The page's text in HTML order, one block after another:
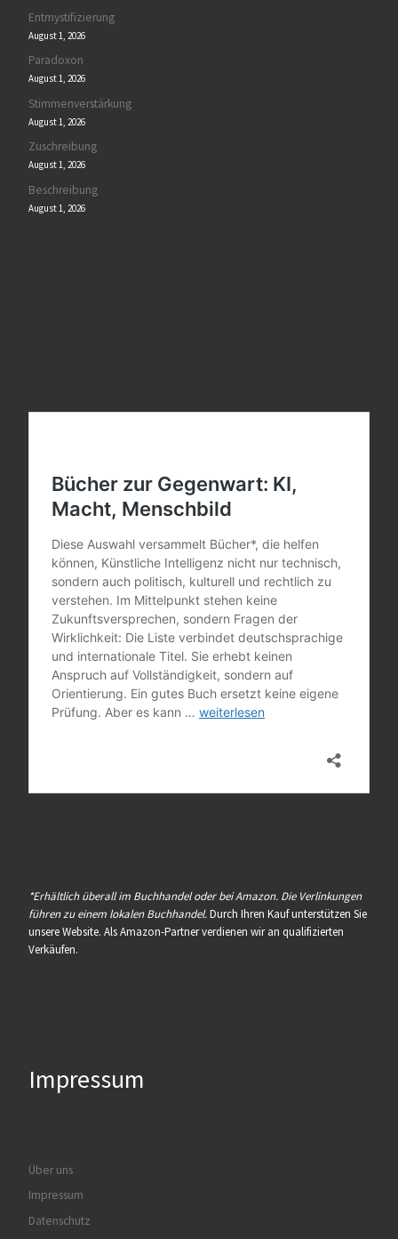
Entmystifizierung
August 1, 2026
Paradoxon
August 1, 2026
Stimmenverstärkung
August 1, 2026
Zuschreibung
August 1, 2026
Beschreibung
August 1, 2026
*Erhältlich überall im Buchhandel oder bei Amazon. Die Verlinkungen
führen zu einem lokalen Buchhandel.Durch Ihren Kauf unterstützen Sie
unsere Website. Als Amazon-Partner verdienen wir an qualifizierten
Verkäufen.
Impressum
Über uns
Impressum
Datenschutz